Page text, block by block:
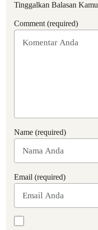
Tinggalkan Balasan Kamu
Comment (required)
Name (required)
Email (required)